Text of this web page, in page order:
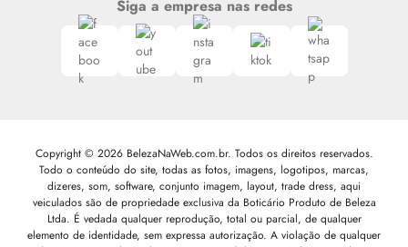
Siga a empresa nas redes
Copyright © 2026 BelezaNaWeb.com.br. Todos os direitos reservados.
Todo o conteúdo do site, todas as fotos, imagens, logotipos, marcas,
dizeres, som, software, conjunto imagem, layout, trade dress, aqui
veiculados são de propriedade exclusiva da Boticário Produto de Beleza
Ltda. É vedada qualquer reprodução, total ou parcial, de qualquer
elemento de identidade, sem expressa autorização. A violação de qualquer